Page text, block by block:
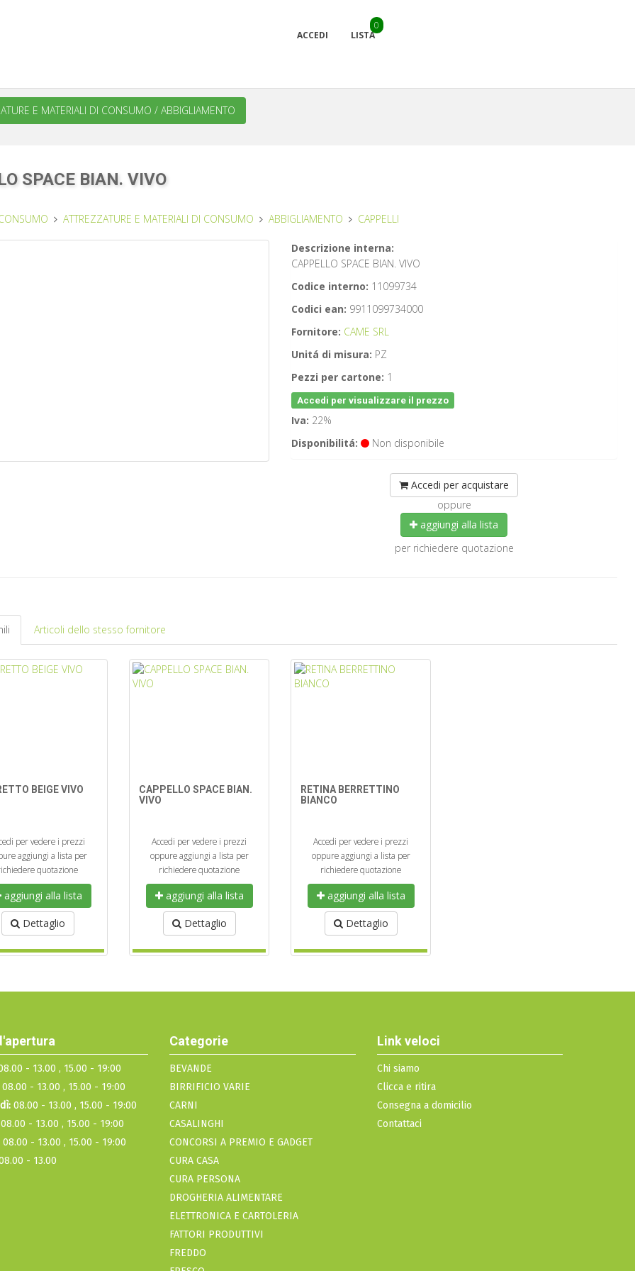
ACCEDI LISTA
0
E MATERIALI DI CONSUMO / ABBIGLIAMENTO
SPACE BIAN. VIVO
ATTREZZATURE E MATERIALI DI CONSUMO ABBIGLIAMENTO CAPPELLI
Descrizione interna:
CAPPELLO SPACE BIAN. VIVO
Codice interno: 11099734
Codici ean: 9911099734000
Fornitore: CAME SRL
Unitá di misura: PZ
Pezzi per cartone: 1
Accedi per visualizzare il prezzo
Iva: 22%
Disponibilitá:
Non disponibile
Accedi per acquistare
oppure
aggiungi alla lista
per richiedere quotazione
Articoli dello stesso fornitore
BEIGE VIVO
per vedere i prezzi
aggiungi a lista per
quotazione
aggiungi alla lista
Dettaglio
CAPPELLO SPACE BIAN.
VIVO
Accedi per vedere i prezzi
oppure aggiungi a lista per
richiedere quotazione
aggiungi alla lista
Dettaglio
RETINA BERRETTINO
BIANCO
Accedi per vedere i prezzi
oppure aggiungi a lista per
richiedere quotazione
aggiungi alla lista
Dettaglio
- 13.00 , 15.00 - 19:00
- 13.00 , 15.00 - 19:00
08.00 - 13.00 , 15.00 - 19:00
- 13.00 , 15.00 - 19:00
08.00 - 13.00 , 15.00 - 19:00
- 13.00
Categorie
BEVANDE
BIRRIFICIO VARIE
CARNI
CASALINGHI
CONCORSI A PREMIO E GADGET
CURA CASA
CURA PERSONA
DROGHERIA ALIMENTARE
ELETTRONICA E CARTOLERIA
FATTORI PRODUTTIVI
FREDDO
Link veloci
Chi siamo
Clicca e ritira
Consegna a domicilio
Contattaci